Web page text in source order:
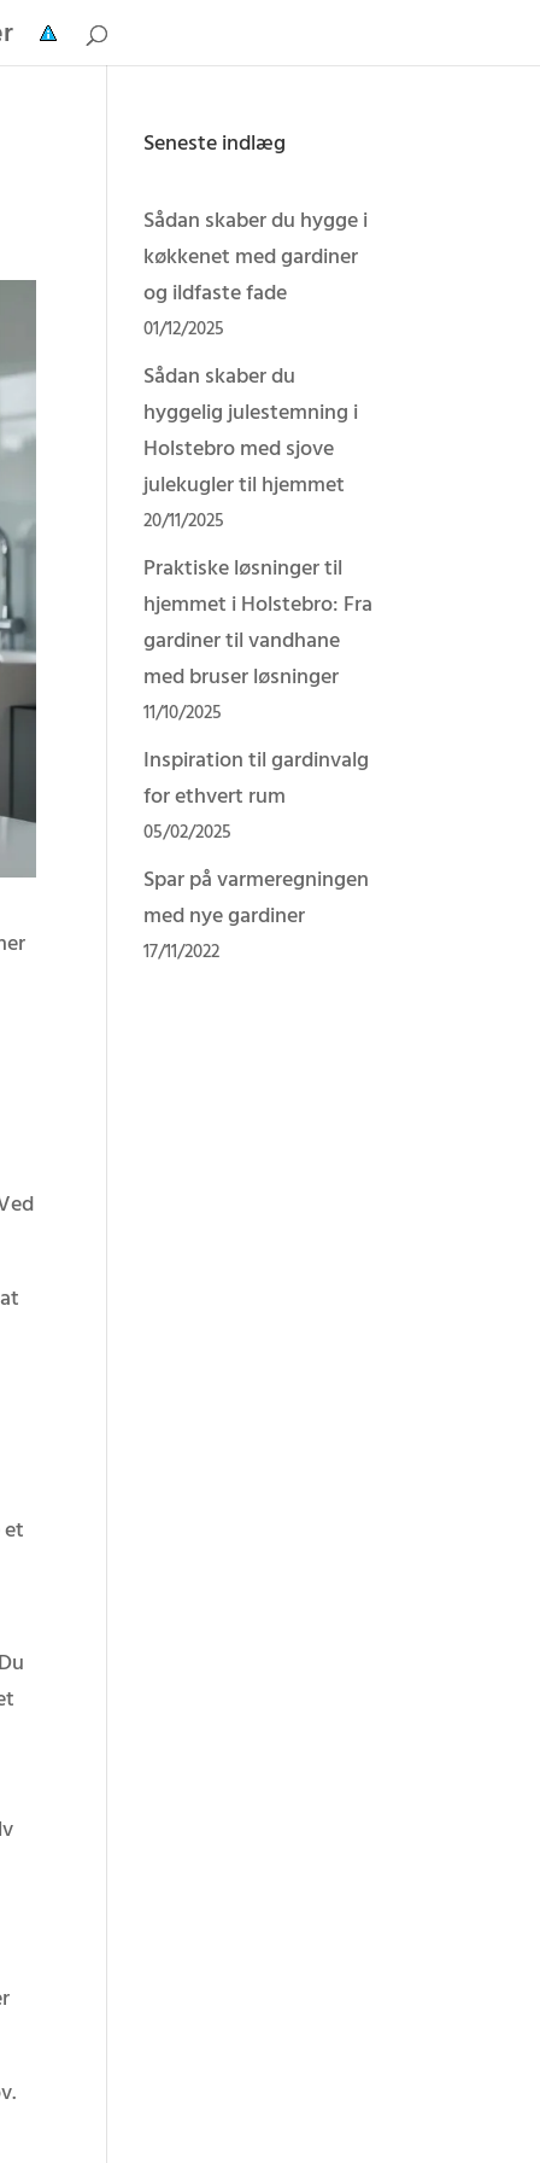
Seneste indlæg
Sådan skaber du hygge i
køkkenet med gardiner
og ildfaste fade
01/12/2025
Sådan skaber du
hyggelig julestemning i
Holstebro med sjove
julekugler til hjemmet
20/11/2025
Praktiske løsninger til
hjemmet i Holstebro: Fra
gardiner til vandhane
med bruser løsninger
11/10/2025
Inspiration til gardinvalg
for ethvert rum
05/02/2025
Spar på varmeregningen
med nye gardiner
17/11/2022